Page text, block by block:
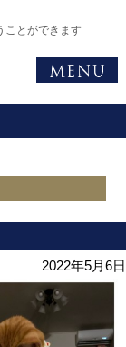
ことができます
2022年5月6日